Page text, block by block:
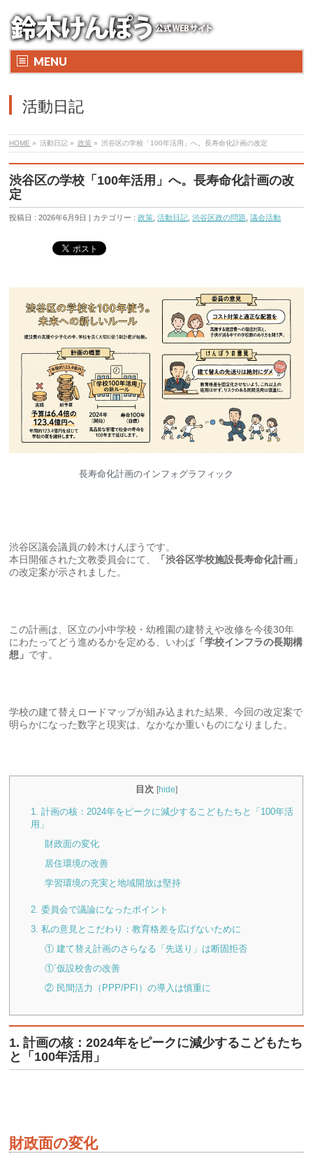
MENU
活動日記
HOME » 活動日記 » 政策 » 渋谷区の学校「100年活用」へ。長寿命化計画の改定
渋谷区の学校「100年活用」へ。長寿命化計画の改
定
投稿日 : 2026年6月9日 | カテゴリー :政策 ,活動日記 ,渋谷区政の問題 ,議会活動
長寿命化計画のインフォグラフィック
渋谷区議会議員の鈴木けんぽうです。
本日開催された文教委員会にて、
「渋谷区学校施設長寿命化計画」
の改定案が示されました。
この計画は、区立の小中学校・幼稚園の建替えや改修を今後30年
にわたってどう進めるかを定める、いわば 「学校インフラの長期構
想」 です。
学校の建て替えロードマップが組み込まれた結果、今回の改定案で
明らかになった数字と現実は、なかなか重いものになりました。
目次 [hide]
1. 計画の核：2024年をピークに減少するこどもたちと「100年活
用」
財政面の変化
居住環境の改善
学習環境の充実と地域開放は堅持
2. 委員会で議論になったポイント
3. 私の意見とこだわり：教育格差を広げないために
① 建て替え計画のさらなる「先送り」は断固拒否
①´仮設校舎の改善
② 民間活力（PPP/PFI）の導入は慎重に
1. 計画の核：2024年をピークに減少するこどもたち
と「100年活用」
財政面の変化